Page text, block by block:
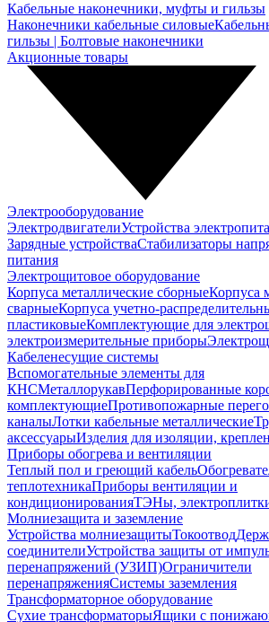
Кабельные наконечники, муфты и гильзы
Наконечники кабельные силовые
гильзы | Болтовые наконечники
Акционные товары
Электрооборудование
ЭлектродвигателиУстройства
Зарядные устройстваСтабилизаторы
питания
Электрощитовое оборудование
Корпуса металлические сборныеКорпуса
сварныеКорпуса учетно-
пластиковыеКомплектующие для
электроизмерительные приборы
Кабеленесущие системы
Вспомогательные элементы для
КНСМеталлорукавПерфорированные
комплектующиеПротивопожарные
каналыЛотки кабельные металлические
аксессуарыИзделия для изоляции,
Приборы обогрева и вентиляции
Теплый пол и греющий кабель
теплотехникаПриборы вентиляции и
кондиционированияТЭНы,
Молниезащита и заземление
Устройства молниезащитыТокоотвод
соединителиУстройства защиты от
перенапряжений (УЗИП)Ограничители
перенапряженияСистемы заземления
Трансформаторное оборудование
Сухие трансформаторыЯщики с